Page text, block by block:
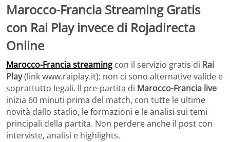
Marocco-Francia Streaming Gratis
con Rai Play invece di Rojadirecta
Online
Marocco-Francia streaming con il servizio gratis di Rai
Play(link www.raiplay.it): non ci sono alternative valide e
soprattutto legali. Il pre-partita di Marocco-Francia live
inizia 60 minuti prima del match, con tutte le ultime
novità dallo stadio, le formazioni e le analisi sui temi
principali della partita. Non perdere anche il post con
interviste, analisi e highlights.